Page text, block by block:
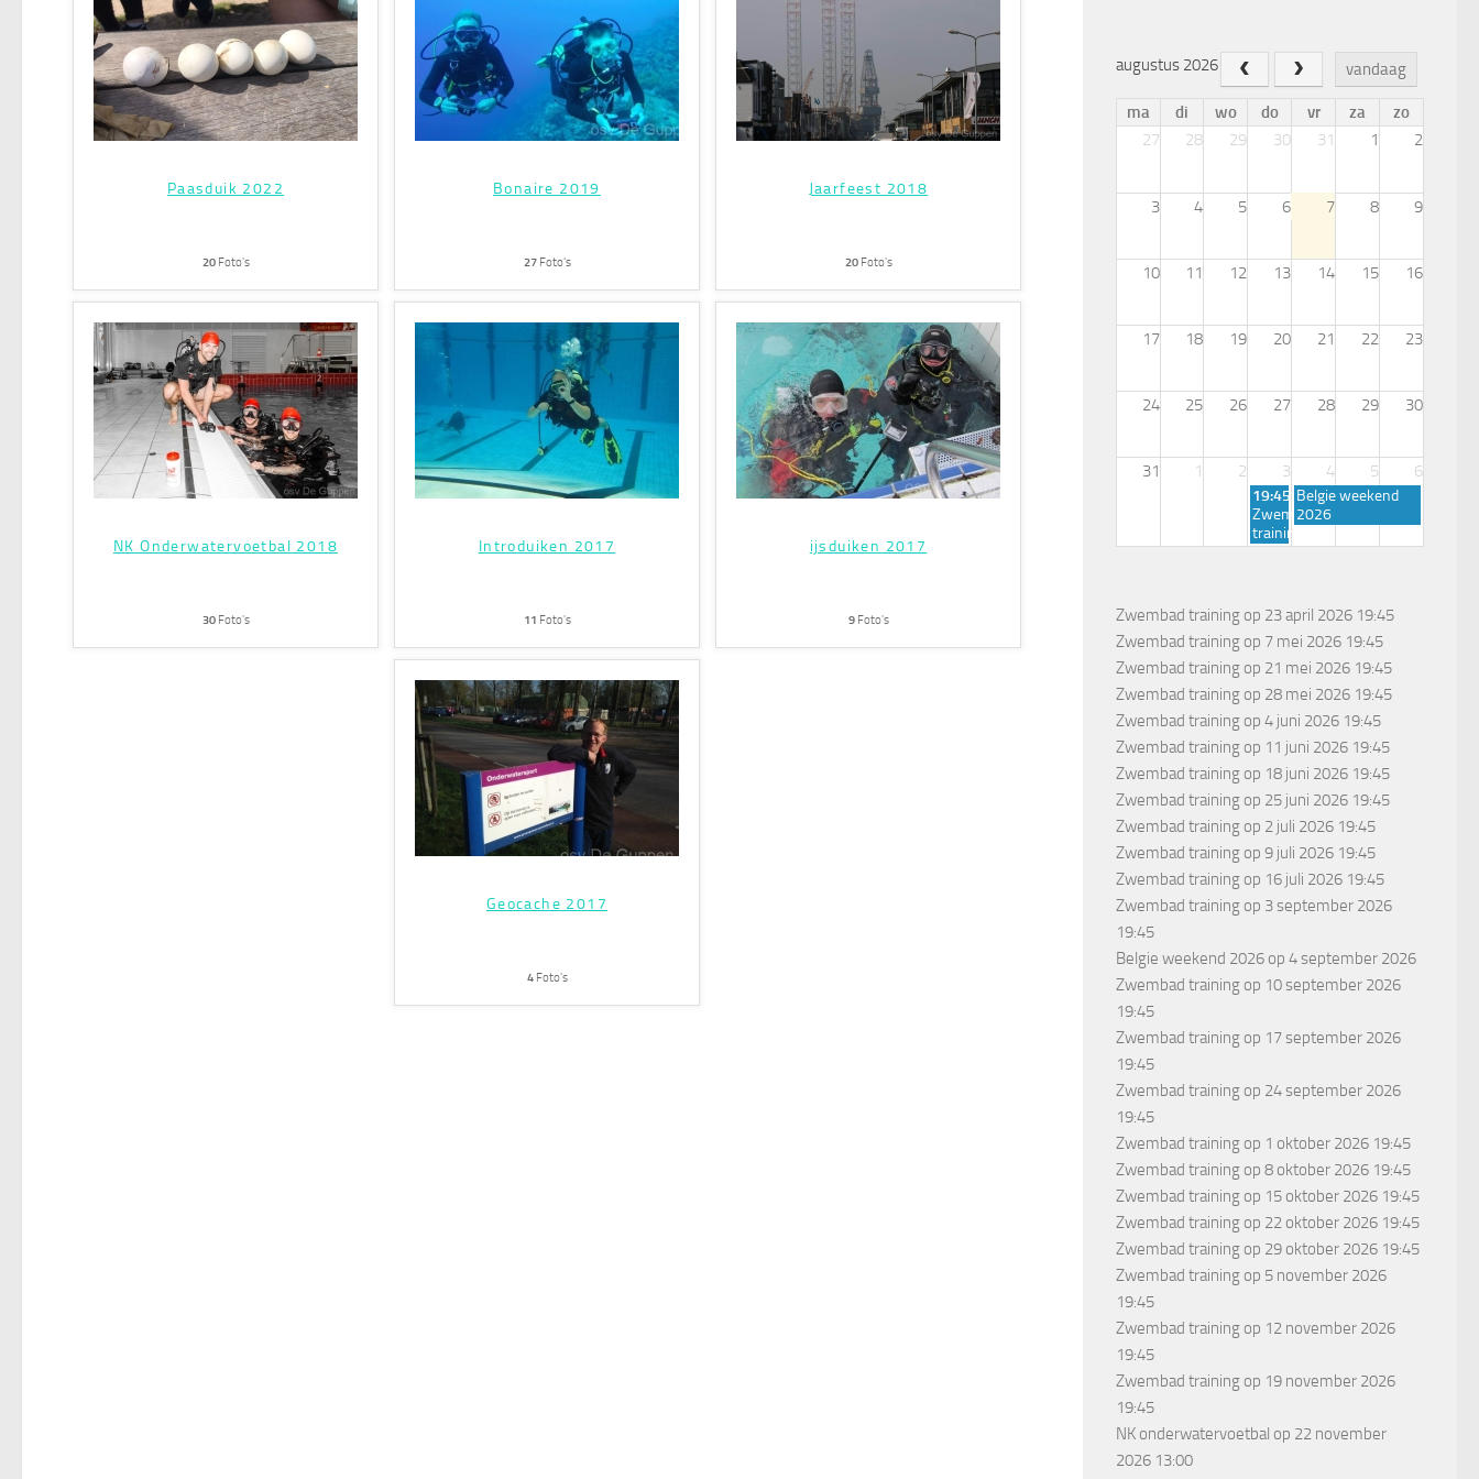
Paasduik 2022
20Foto's
Bonaire 2019
27Foto's
Jaarfeest 2018
20Foto's
NK Onderwatervoetbal 2018
30Foto's
Introduiken 2017
11 Foto's
ijsduiken 2017
9Foto's
Geocache 2017
4Foto's
augustus 2026 vandaag
ma di wo do vr za
zo
27
28 29 30 31 1 2
3 4 5 6 7 8 9
10 11 12 13 14 15 16
17 18 19 20 21 22 23
24 25 26 27 28 29 30
31 1 2 3 4 5 6
donderdag,
september
3rd
2026
19:45
Zwembad
training
vrijdag,
september
2026
Belgie weekend
2026
Zwembad training op 23 april 2026 19:45
Zwembad training op 7 mei 2026 19:45
Zwembad training op 21 mei 2026 19:45
Zwembad training op 28 mei 2026 19:45
Zwembad training op 4 juni 2026 19:45
Zwembad training op 11 juni 2026 19:45
Zwembad training op 18 juni 2026 19:45
Zwembad training op 25 juni 2026 19:45
Zwembad training op 2 juli 2026 19:45
Zwembad training op 9 juli 2026 19:45
Zwembad training op 16 juli 2026 19:45
Zwembad training op 3 september 2026
19:45
Belgie weekend 2026 op 4 september 2026
Zwembad training op 10 september 2026
19:45
Zwembad training op 17 september 2026
19:45
Zwembad training op 24 september 2026
19:45
Zwembad training op 1 oktober 2026 19:45
Zwembad training op 8 oktober 2026 19:45
Zwembad training op 15 oktober 2026 19:45
Zwembad training op 22 oktober 2026 19:45
Zwembad training op 29 oktober 2026 19:45
Zwembad training op 5 november 2026
19:45
Zwembad training op 12 november 2026
19:45
Zwembad training op 19 november 2026
19:45
NK onderwatervoetbal op 22 november
2026 13:00